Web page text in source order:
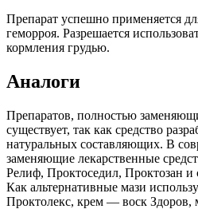
Препарат успешно применяется
геморроя. Разрешается
кормления грудью.
Аналоги
Препаратов, полностью
существует, так как средство
натуральных составляющих. В
заменяющие лекарственные
Релиф, Проктоседил, Проктозан и
Как альтернативные мази
Проктолекс, крем — воск Здоров,